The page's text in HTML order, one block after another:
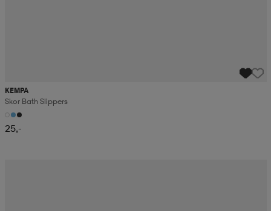
KEMPA
Skor Bath Slippers
25,-